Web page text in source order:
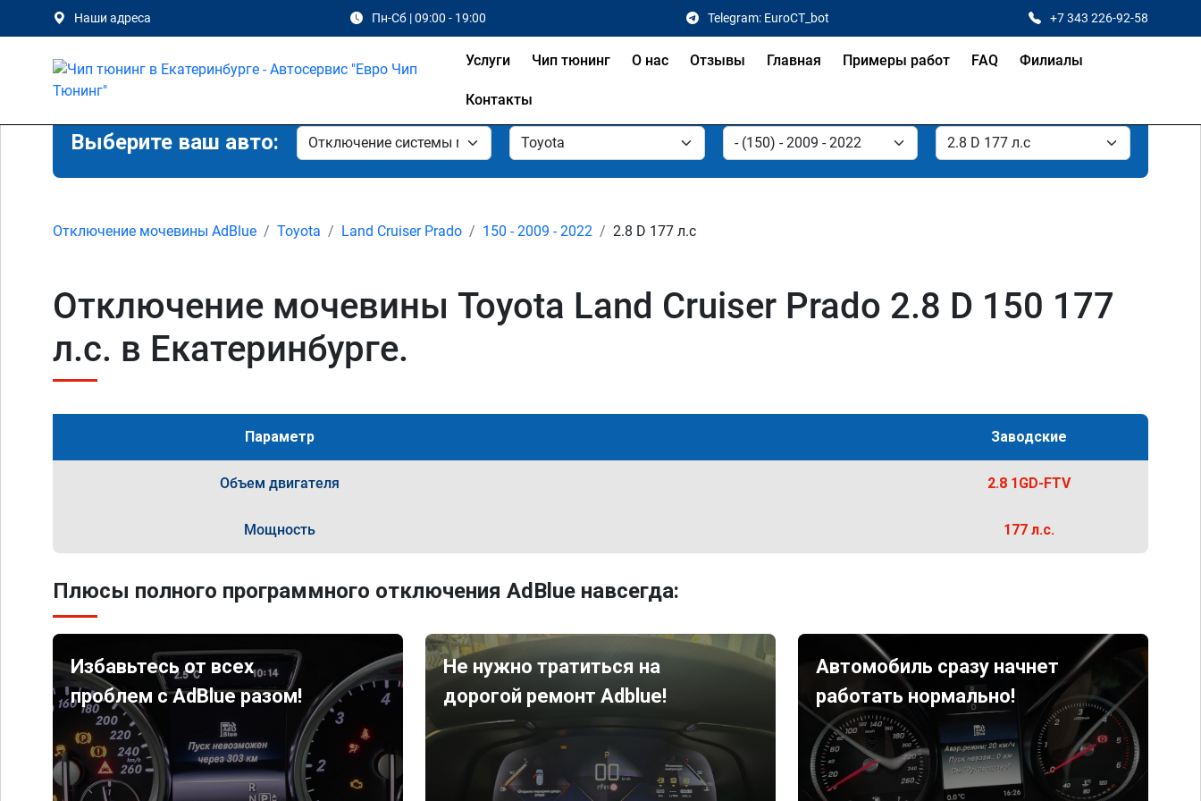
Наши адреса Пн-Сб | 09:00 - 19:00 Telegram: EuroCT_bot +7 343 226-92-58
Услуги Чип тюнинг О нас Отзывы Главная Примеры работ FAQ Филиалы
Контакты
Выберите ваш авто:
Отключение мочевины AdBlue Toyota Land Cruiser Prado 150 - 2009 - 2022 2.8 D 177 л.с
Отключение мочевины Toyota Land Cruiser Prado 2.8 D 150 177
л.с. в Екатеринбурге.
Параметр Заводские
Объем двигателя 2.8 1GD-FTV
Мощность 177 л.с.
Плюсы полного программного отключения AdBlue навсегда:
Избавьтесь от всех
проблем с AdBlue разом!
Не нужно тратиться на
дорогой ремонт Adblue!
Автомобиль сразу начнет
работать нормально!